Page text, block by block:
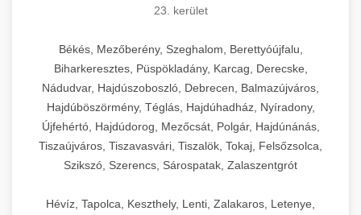
23. kerület
Békés, Mezőberény, Szeghalom, Berettyóújfalu,
Biharkeresztes, Püspökladány, Karcag, Derecske,
Nádudvar, Hajdúszoboszló, Debrecen, Balmazújváros,
Hajdúböszörmény, Téglás, Hajdúhadház, Nyíradony,
Újfehértó, Hajdúdorog, Mezőcsát, Polgár, Hajdúnánás,
Tiszaújváros, Tiszavasvári, Tiszalök, Tokaj, Felsőzsolca,
Szikszó, Szerencs, Sárospatak, Zalaszentgrót
Hévíz, Tapolca, Keszthely, Lenti, Zalakaros, Letenye,